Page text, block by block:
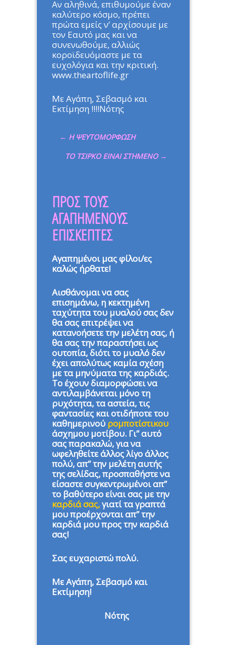
Αν αληθινά, επιθυμούμε έναν
καλύτερο κόσμο, πρέπει
πρώτα εμείς ν’ αρχίσουμε με
τον Εαυτό μας και να
συνενωθούμε, αλλιώς
κοροϊδευόμαστε με τα
ευχολόγια και την κριτική.
www.theartoflife.gr
Με Αγάπη, Σεβασμό και
Εκτίμηση !!!!Νότης
← Η ΨΕΥΤΟΜΟΡΦΩΣΗ
ΤΟ ΤΣΙΡΚΟ ΕΙΝΑΙ ΣΤΗΜΕΝΟ →
ΠΡΟΣ ΤΟΥΣ
ΑΓΑΠΗΜΕΝΟΥΣ
ΕΠΙΣΚΕΠΤΕΣ
Αγαπημένοι μας φίλοι/ες
καλώς ήρθατε!
Αισθάνομαι να σας
επισημάνω, η κεκτημένη
ταχύτητα του μυαλού σας δεν
θα σας επιτρέψει να
κατανοήσετε την μελέτη σας, ή
θα σας την παραστήσει ως
ουτοπία, διότι το μυαλό δεν
έχει απολύτως καμία σχέση
με τα μηνύματα της καρδιάς.
Το έχουν διαμορφώσει να
αντιλαμβάνεται μόνο τη
ρυχότητα, τα αστεία, τις
φαντασίες και οτιδήποτε του
καθημερινού ρομποτίστικου
άσχημου μοτίβου. Γι” αυτό
σας παρακαλώ, για να
ωφεληθείτε άλλος λίγο άλλος
πολύ, απ” την μελέτη αυτής
της σελίδας, προσπαθήστε να
είσαστε συγκεντρωμένοι απ”
το βαθύτερο είναι σας με την
καρδιά σας,γιατί τα γραπτά
μου προέρχονται απ” την
καρδιά μου προς την καρδιά
σας!
Σας ευχαριστώ πολύ.
Με Αγάπη, Σεβασμό και
Εκτίμηση!
Νότης